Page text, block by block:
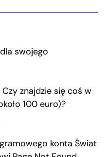
swojego
znajdzie się coś w
100 euro)?
konta Świat